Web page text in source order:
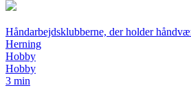
Håndarbejdsklubberne, der holder
Herning
Hobby
Hobby
3 min